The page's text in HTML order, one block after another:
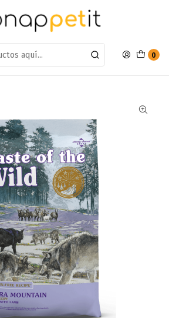
0
612, Quilicura Míranos en Maps
wild Perro Adulto Sierra Mountain